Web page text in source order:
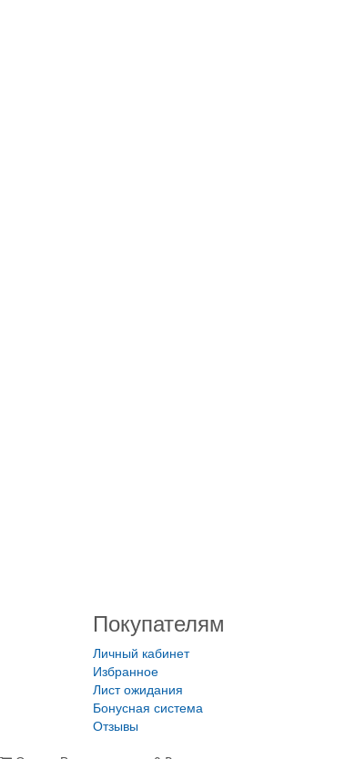
Покупателям
Личный кабинет
Избранное
Лист ожидания
Бонусная система
Отзывы